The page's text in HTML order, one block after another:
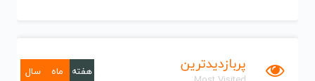
پربازدیدترین هفته ماه سال